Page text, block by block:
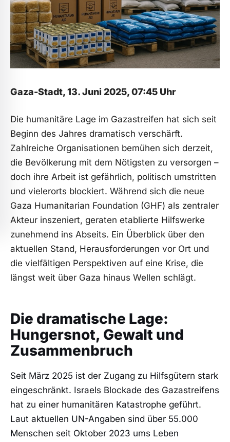
Gaza-Stadt, 13. Juni 2025, 07:45 Uhr
Die humanitäre Lage im Gazastreifen hat sich seit
Beginn des Jahres dramatisch verschärft.
Zahlreiche Organisationen bemühen sich derzeit,
die Bevölkerung mit dem Nötigsten zu versorgen –
doch ihre Arbeit ist gefährlich, politisch umstritten
und vielerorts blockiert. Während sich die neue
Gaza Humanitarian Foundation (GHF) als zentraler
Akteur inszeniert, geraten etablierte Hilfswerke
zunehmend ins Abseits. Ein Überblick über den
aktuellen Stand, Herausforderungen vor Ort und
die vielfältigen Perspektiven auf eine Krise, die
längst weit über Gaza hinaus Wellen schlägt.
Die dramatische Lage:
Hungersnot, Gewalt und
Zusammenbruch
Seit März 2025 ist der Zugang zu Hilfsgütern stark
eingeschränkt. Israels Blockade des Gazastreifens
hat zu einer humanitären Katastrophe geführt.
Laut aktuellen UN-Angaben sind über 55.000
Menschen seit Oktober 2023 ums Leben